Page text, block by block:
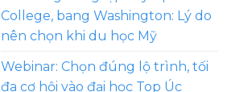
College, bang Washington: Lý do
nên chọn khi du học Mỹ
Webinar: Chọn đúng lộ trình, tối
đa cơ hội vào đại học Top Úc